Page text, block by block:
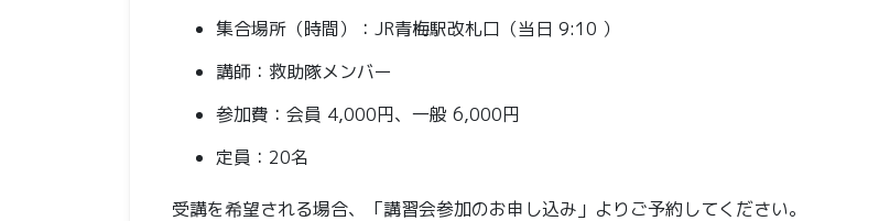
集合場所（時間）：JR青梅駅改札口（当日 9:10 ）
講師：救助隊メンバー
参加費：会員 4,000円、一般 6,000円
定員：20名
受講を希望される場合、「講習会参加のお申し込み」よりご予約してください。